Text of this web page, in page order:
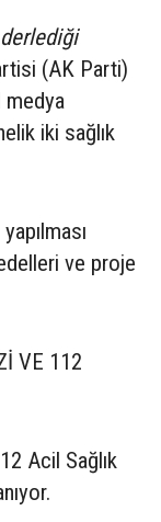
derlediği
(AK Parti)
medya
iki sağlık
ve proje
VE 112
Acil Sağlık